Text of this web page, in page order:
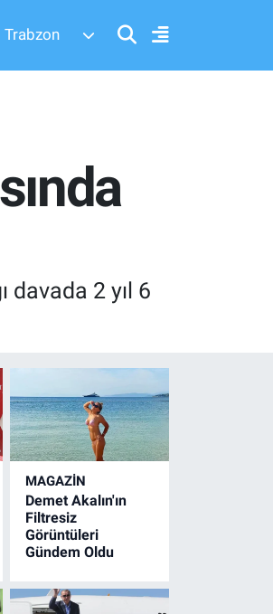
Trabzon
davada 2 yıl 6
MAGAZİN
Demet Akalın'ın
Filtresiz
Görüntüleri
Gündem Oldu